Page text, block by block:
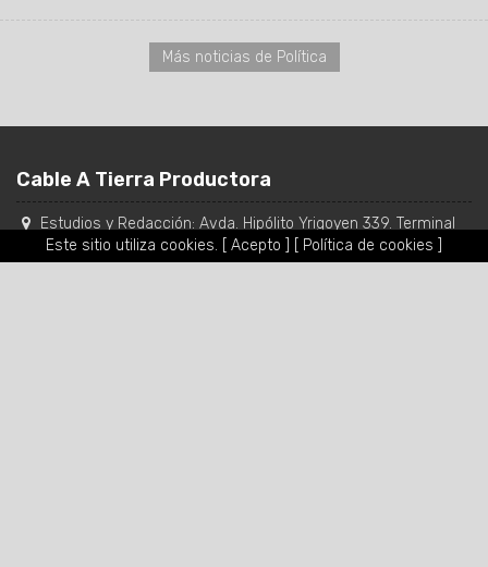
Este sitio utiliza cookies. [ Acepto ] [ Política de cookies ]
Más noticias de Política
Cable A Tierra Productora
Estudios y Redacción: Avda. Hipólito Yrigoyen 339. Terminal
Salta, Oficina 19 B,Ciudad de Salta-Salta, Argentina
Tel.:(0387) 422-2706/431-6056